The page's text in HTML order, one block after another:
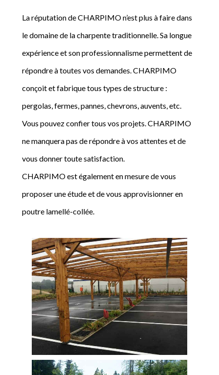
La réputation de CHARPIMO n’est plus à faire dans
le domaine de la charpente traditionnelle. Sa longue
expérience et son professionnalisme permettent de
répondre à toutes vos demandes. CHARPIMO
conçoit et fabrique tous types de structure :
pergolas, fermes, pannes, chevrons, auvents, etc.
Vous pouvez confier tous vos projets. CHARPIMO
ne manquera pas de répondre à vos attentes et de
vous donner toute satisfaction.
CHARPIMO est également en mesure de vous
proposer une étude et de vous approvisionner en
poutre lamellé-collée.